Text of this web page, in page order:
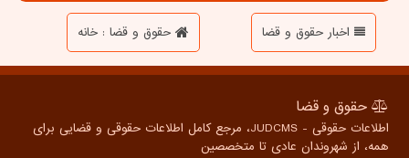
اخبار حقوق و قضا حقوق و قضا : خانه
حقوق و قضا
اطلاعات حقوقی - JUDCMS، مرجع کامل اطلاعات حقوقی و قضایی برای
همه، از شهروندان عادی تا متخصصین